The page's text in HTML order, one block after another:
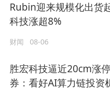
Rubin迎来规模化出货
科技涨超8%
财闻 08-06
胜宏科技逼近20cm涨
券：看好AI算力链投资